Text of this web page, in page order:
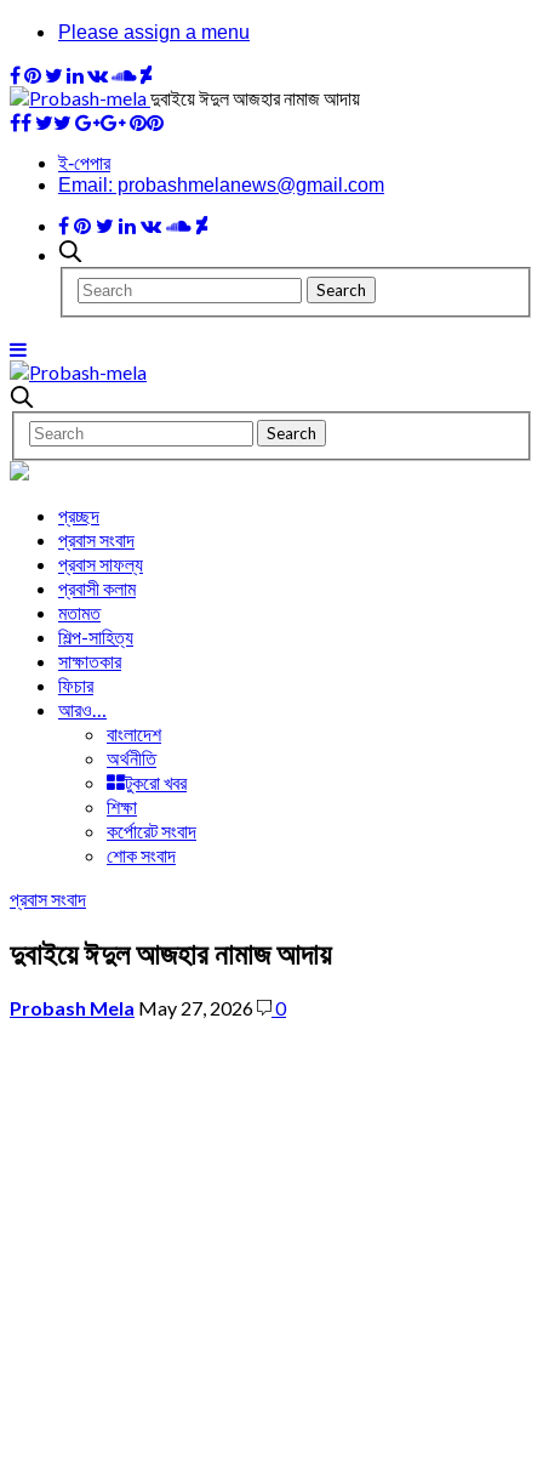
Please assign a menu
দুবাইয়ে ঈদুল আজহার নামাজ আদায়
ই-পেপার
Email: probashmelanews@gmail.com
প্রচ্ছদ
প্রবাস সংবাদ
প্রবাস সাফল্য
প্রবাসী কলাম
মতামত
শিল্প-সাহিত্য
সাক্ষাতকার
ফিচার
আরও…
বাংলাদেশ
অর্থনীতি
টুকরো খবর
শিক্ষা
কর্পোরেট সংবাদ
শোক সংবাদ
প্রবাস সংবাদ
দুবাইয়ে ঈদুল আজহার নামাজ আদায়
Probash Mela May 27, 2026 0